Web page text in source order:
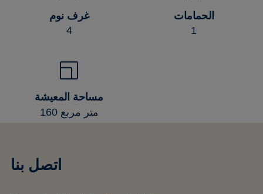
غرف نوم
4
الحمامات
1
مساحة المعيشة
160 متر مربع
اتصل بنا